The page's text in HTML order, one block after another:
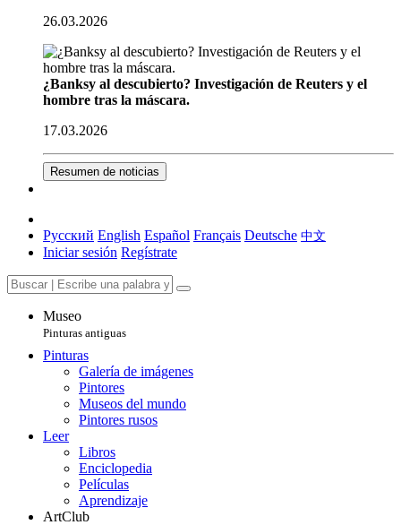
26.03.2026
¿Banksy al descubierto? Investigación de Reuters y el
hombre tras la máscara.
17.03.2026
Resumen de noticias
Русский English Español Français Deutsche 中文
Iniciar sesión Regístrate
Museo
Pinturas antiguas
Pinturas
Galería de imágenes
Pintores
Museos del mundo
Pintores rusos
Leer
Libros
Enciclopedia
Películas
Aprendizaje
ArtClub